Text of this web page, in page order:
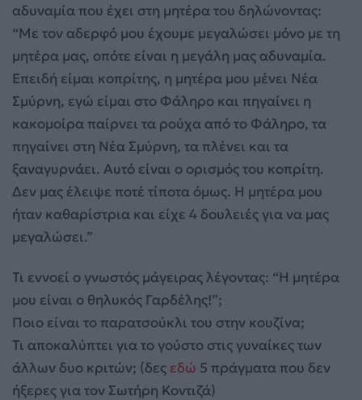
αδυναμία που έχει στη μητέρα του δηλώνοντας:
“Με τον αδερφό μου έχουμε μεγαλώσει μόνο με τη
μητέρα μας, οπότε είναι η μεγάλη μας αδυναμία.
Επειδή είμαι κοπρίτης, η μητέρα μου μένει Νέα
Σμύρνη, εγώ είμαι στο Φάληρο και πηγαίνει η
κακομοίρα παίρνει τα ρούχα από το Φάληρο, τα
πηγαίνει στη Νέα Σμύρνη, τα πλένει και τα
ξαναγυρνάει. Αυτό είναι ο ορισμός του κοπρίτη.
Δεν μας έλειψε ποτέ τίποτα όμως. Η μητέρα μου
ήταν καθαρίστρια και είχε 4 δουλειές για να μας
μεγαλώσει.”
Τι εννοεί ο γνωστός μάγειρας λέγοντας: “Η μητέρα
μου είναι ο θηλυκός Γαρδέλης!”;
Ποιο είναι το παρατσούκλι του στην κουζίνα;
Τι αποκαλύπτει για το γούστο στις γυναίκες των
άλλων δυο κριτών; (δες εδώ 5 πράγματα που δεν
ήξερες για τον Σωτήρη Κοντιζά)